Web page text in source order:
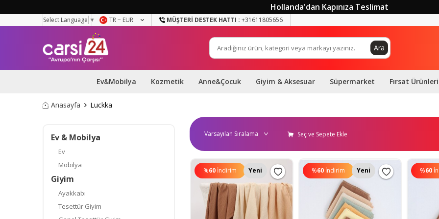
Hollanda'dan Kapınıza Teslimat
Select Language ▼ TR − EUR MÜŞTERI DESTEK HATTI : +31611805656
Ara
Ev&Mobilya Kozmetik Anne&Çocuk Giyim & Aksesuar Süpermarket Fırsat Ürünleri
Anasayfa Luckka
Ev & Mobilya
Ev
Mobilya
Giyim
Ayakkabı
Tesettür Giyim
Seç ve Sepete Ekle
%60 İndirim Yeni %60 İndirim Yeni %60